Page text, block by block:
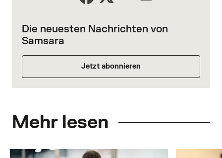
Die neuesten Nachrichten von
Samsara
Jetzt abonnieren
Mehr lesen